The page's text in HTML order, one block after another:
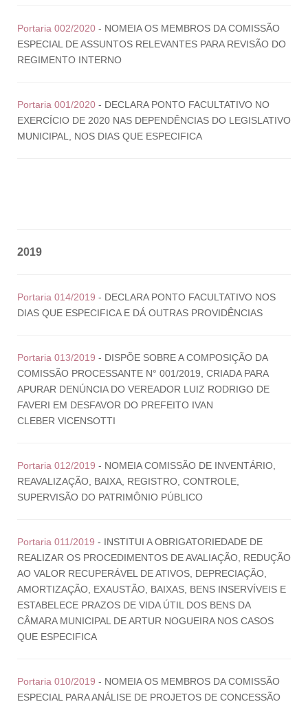
Portaria 002/2020 - NOMEIA OS MEMBROS DA COMISSÃO
ESPECIAL DE ASSUNTOS RELEVANTES PARA REVISÃO DO
REGIMENTO INTERNO
Portaria 001/2020 - DECLARA PONTO FACULTATIVO NO
EXERCÍCIO DE 2020 NAS DEPENDÊNCIAS DO LEGISLATIVO
MUNICIPAL, NOS DIAS QUE ESPECIFICA
2019
Portaria 014/2019 - DECLARA PONTO FACULTATIVO NOS
DIAS QUE ESPECIFICA E DÁ OUTRAS PROVIDÊNCIAS
Portaria 013/2019 - DISPÕE SOBRE A COMPOSIÇÃO DA
COMISSÃO PROCESSANTE N° 001/2019, CRIADA PARA
APURAR DENÚNCIA DO VEREADOR LUIZ RODRIGO DE
FAVERI EM DESFAVOR DO PREFEITO IVAN
CLEBER VICENSOTTI
Portaria 012/2019 - NOMEIA COMISSÃO DE INVENTÁRIO,
REAVALIZAÇÃO, BAIXA, REGISTRO, CONTROLE,
SUPERVISÃO DO PATRIMÔNIO PÚBLICO
Portaria 011/2019 - INSTITUI A OBRIGATORIEDADE DE
REALIZAR OS PROCEDIMENTOS DE AVALIAÇÃO, REDUÇÃO
AO VALOR RECUPERÁVEL DE ATIVOS, DEPRECIAÇÃO,
AMORTIZAÇÃO, EXAUSTÃO, BAIXAS, BENS INSERVÍVEIS E
ESTABELECE PRAZOS DE VIDA ÚTIL DOS BENS DA
CÂMARA MUNICIPAL DE ARTUR NOGUEIRA NOS CASOS
QUE ESPECIFICA
Portaria 010/2019 - NOMEIA OS MEMBROS DA COMISSÃO
ESPECIAL PARA ANÁLISE DE PROJETOS DE CONCESSÃO